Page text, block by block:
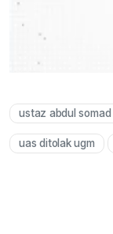
ustaz abdul somad
uas ditolak ugm